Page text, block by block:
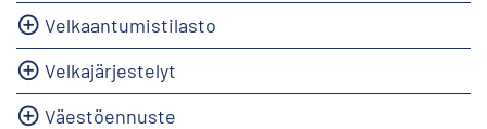
Velkaantumistilasto
Velkajärjestelyt
Väestöennuste